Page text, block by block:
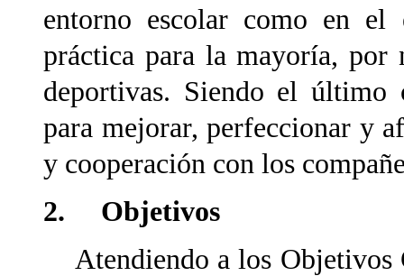
entorno escolar como en el
práctica para la mayoría, por
deportivas. Siendo el último
para mejorar, perfeccionar y
y cooperación con los
2. Objetivos
Atendiendo a los Objetivos